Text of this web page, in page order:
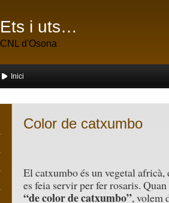
Ets i uts…
CNL d'Osona
Inici
Color de catxumbo
El catxumbo és un vegetal
es feia servir per fer rosaris.
“de color de catxumbo”, volem